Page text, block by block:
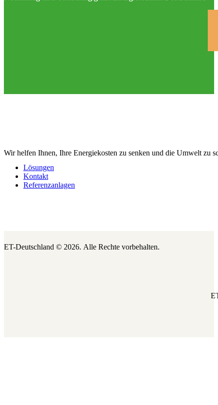
Wir helfen Ihnen, Ihre Energiekosten zu senken und die Umwelt zu
Lösungen
Kontakt
Referenzanlagen
ET-Deutschland © 2026. Alle Rechte vorbehalten.